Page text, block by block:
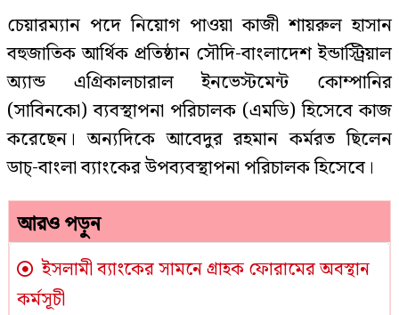
চেয়ারম্যান পদে নিয়োগ পাওয়া কাজী শায়রুল হাসান
বহুজাতিক আর্থিক প্রতিষ্ঠান সৌদি-বাংলাদেশ ইন্ডাস্ট্রিয়াল
অ্যান্ড এগ্রিকালচারাল ইনভেস্টমেন্ট কোম্পানির
(সাবিনকো) ব্যবস্থাপনা পরিচালক (এমডি) হিসেবে কাজ
করেছেন। অন্যদিকে আবেদুর রহমান কর্মরত ছিলেন
ডাচ্-বাংলা ব্যাংকের উপব্যবস্থাপনা পরিচালক হিসেবে।
আরও পড়ুন
ইসলামী ব্যাংকের সামনে গ্রাহক ফোরামের অবস্থান
কর্মসূচী